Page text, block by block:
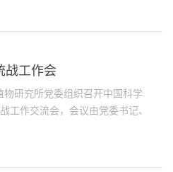
战工作会
研究所党委组织召开中国科学
工作交流会，会议由党委书记、